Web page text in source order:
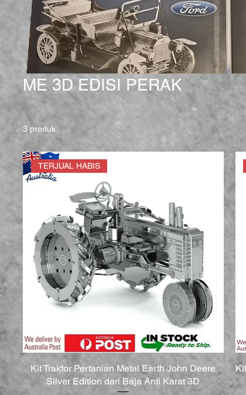
ME 3D EDISI PERAK
3 produk
TERJUAL HABIS
Kit Traktor Pertanian Metal Earth John Deere
Silver Edition dari Baja Anti Karat 3D